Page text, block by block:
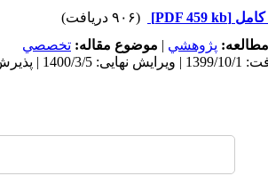
[PDF 459 kb]
(۹۰۶ دریافت)
پژوهشي | موضوع مقاله: تخصصي
3/3 | انتشار الکترونیک: 1400/3/3